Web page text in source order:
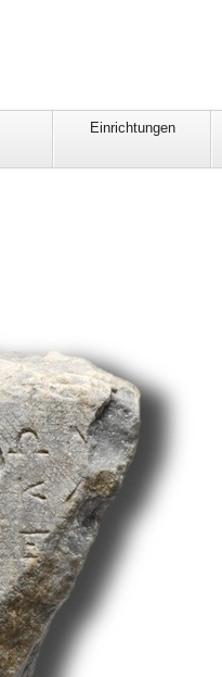
Einrichtungen